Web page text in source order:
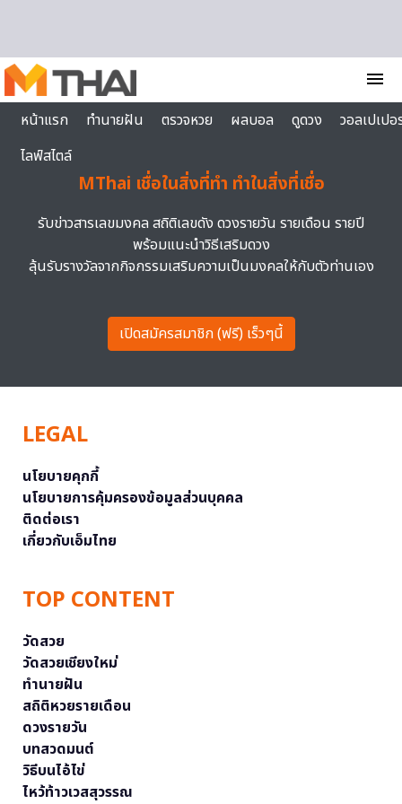
menu
หน้าแรก
ทำนายฝัน ตรวจหวย ผลบอล ดูดวง
วอลเปเป
ไลฟ์สไตล์
MThai เชื่อในสิ่งที่ทำ ทำในสิ่งที่เชื่อ
รับข่าวสารเลขมงคล สถิติเลขดัง ดวงรายวัน รายเดือน รายปี
พร้อมแนะนำวิธีเสริมดวง
ลุ้นรับรางวัลจากกิจกรรมเสริมความเป็นมงคลให้กับตัวท่านเอง
เปิดสมัครสมาชิก (ฟรี) เร็วๆนี้
LEGAL
นโยบายคุกกี้
นโยบายการคุ้มครองข้อมูลส่วนบุคคล
ติดต่อเรา
เกี่ยวกับเอ็มไทย
TOP CONTENT
วัดสวย
วัดสวยเชียงใหม่
ทำนายฝัน
สถิติหวยรายเดือน
ดวงรายวัน
บทสวดมนต์
วิธีบนไอ้ไข่
ไหว้ท้าวเวสสุวรรณ